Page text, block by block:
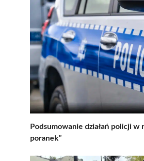
Podsumowanie działań policji w
poranek”